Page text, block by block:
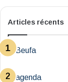
Articles récents